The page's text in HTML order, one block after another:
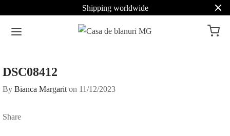
Shipping worldwide
DSC08412
By Bianca Margarit on 11/12/2023
Share